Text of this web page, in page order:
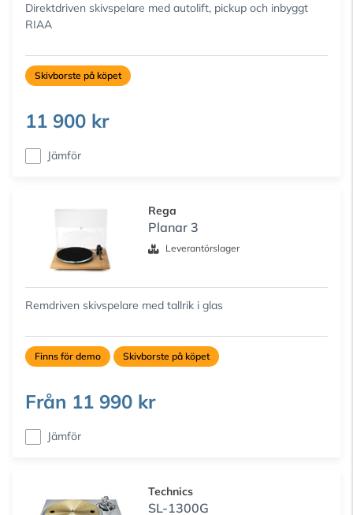
Direktdriven skivspelare med autolift, pickup och inbyggt
RIAA
Skivborste på köpet
11 900 kr
Jämför
Rega
Planar 3
Leverantörslager
Remdriven skivspelare med tallrik i glas
Finns för demo Skivborste på köpet
Från 11 990 kr
Jämför
Technics
SL-1300G